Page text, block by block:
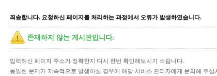
죄송합니다. 요청하신 페이지를 처리하는 과정에서 오류가 발생하였습니다.
존재하지 않는 게시판입니다.
입력하신 페이지 주소가 정확한지 다시 한번 확인해보시기 바랍니다.
동일한 문제가 지속적으로 발생하실 경우에 해당 서비스 관리자에게 문의해 주십